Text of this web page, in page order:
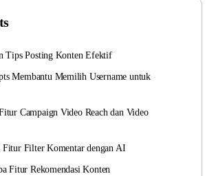
Tips Posting Konten Efektif
Membantu Memilih Username untuk
Campaign Video Reach dan Video
Fitur Filter Komentar dengan AI
Fitur Rekomendasi Konten